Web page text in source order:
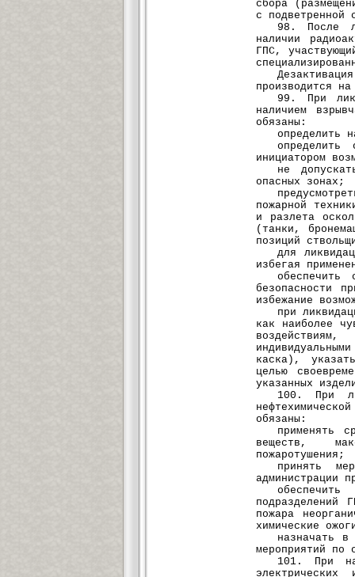
сбора
с подветренной
98. После
наличии
ГПС,
производится
99. При
наличием
обязаны:
определить
определить
инициатором
не
опасных зонах;
пожарной
и разлета
(танки,
позиций
для
избегая
обеспечить
безопасности
избежание
при
как наиболее
каска),
целью
указанных
100. При
обязаны:
применять
веществ,
пожаротушения;
принять
администрации
пожара
химические
назначать в
мероприятий по
101. При